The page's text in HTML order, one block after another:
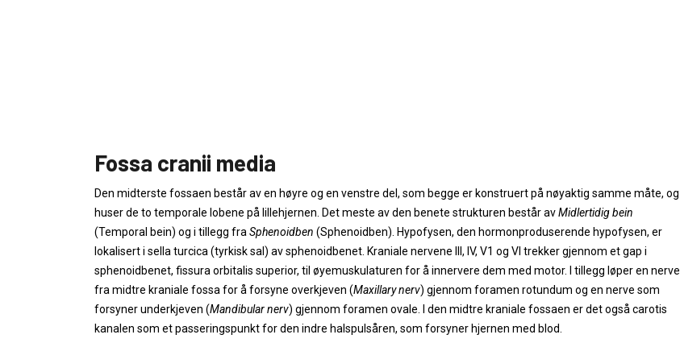
Fossa cranii media
Den midterste fossaen består av en høyre og en venstre del, som begge er konstruert på nøyaktig samme måte, og
huser de to temporale lobene på lillehjernen. Det meste av den benete strukturen består avMidlertidig bein
(Temporal bein) og i tillegg fra Sphenoidben (Sphenoidben). Hypofysen, den hormonproduserende hypofysen, er
lokalisert i sella turcica (tyrkisk sal) av sphenoidbenet. Kraniale nervene III, IV, V1 og VI trekker gjennom et gap i
sphenoidbenet, fissura orbitalis superior, til øyemuskulaturen for å innervere dem med motor. I tillegg løper en nerve
fra midtre kraniale fossa for å forsyne overkjeven (Maxillary nerv) gjennom foramen rotundum og en nerve som
forsyner underkjeven (Mandibular nerv) gjennom foramen ovale. I den midtre kraniale fossaen er det også carotis
kanalen som et passeringspunkt for den indre halspulsåren, som forsyner hjernen med blod.